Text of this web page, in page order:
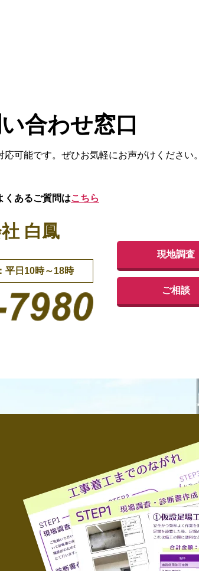
合わせ窓口
可能です。 ぜひお気軽にお声がけください。
くあるご質問はこちら
白鳳
平日10時～18時
現地調査
ご相談